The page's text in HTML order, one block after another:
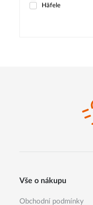
Häfele
Vše o nákupu
Obchodní podmínky